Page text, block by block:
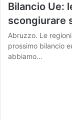
Bilancio Ue:
scongiurare
Abruzzo. Le
prossimo bilancio
abbiamo…